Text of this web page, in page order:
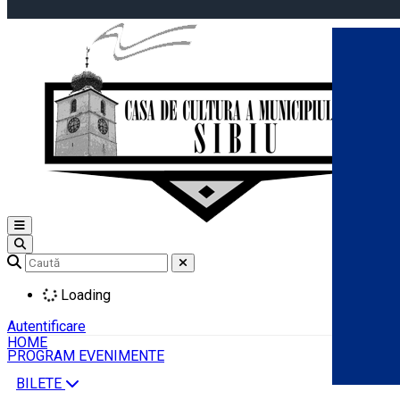
Open main menu
Loading
Autentificare
HOME
PROGRAM EVENIMENTE
BILETE